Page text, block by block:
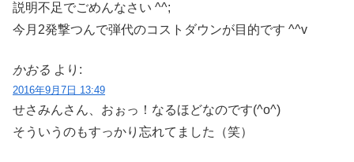
説明不足でごめんなさい ^^;
今月2発撃つんで弾代のコストダウンが目的です ^^v
かおる より:
2016年9月7日 13:49
せさみんさん、おぉっ！なるほどなのです(^o^)
そういうのもすっかり忘れてました（笑）